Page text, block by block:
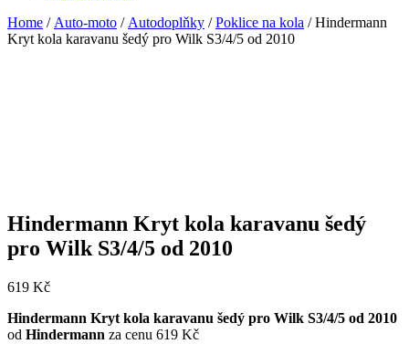
Home / Auto-moto / Autodoplňky /Poklice na kola / Hindermann
Kryt kola karavanu šedý pro Wilk S3/4/5 od 2010
Hindermann Kryt kola karavanu šedý
pro Wilk S3/4/5 od 2010
619 Kč
Hindermann Kryt kola karavanu šedý pro Wilk S3/4/5 od 2010
od Hindermann za cenu 619 Kč